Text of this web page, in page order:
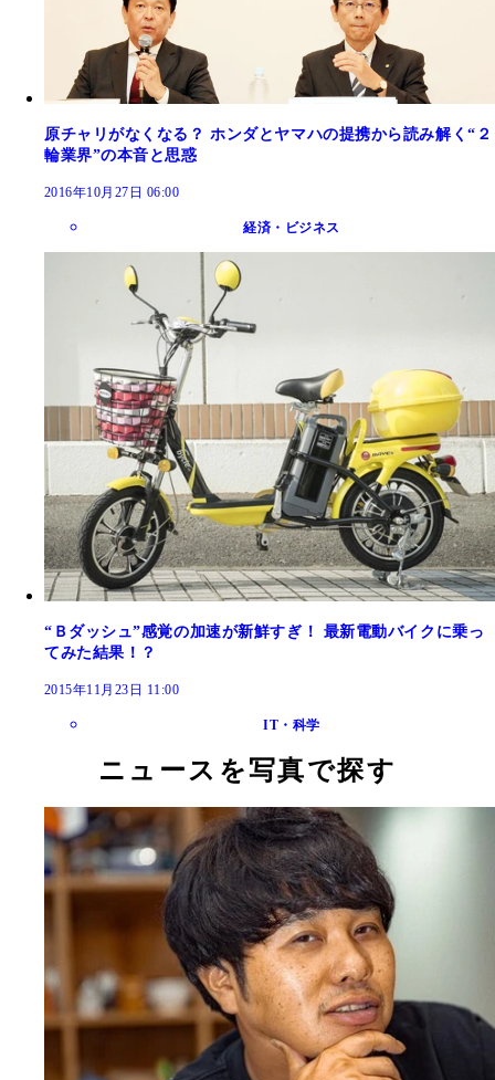
原チャリがなくなる？ ホンダとヤマハの提携から読み解く“２
輪業界”の本音と思惑
2016年10月27日 06:00
経済・ビジネス
“Ｂダッシュ”感覚の加速が新鮮すぎ！ 最新電動バイクに乗っ
てみた結果！？
2015年11月23日 11:00
IT・科学
ニュースを写真で探す